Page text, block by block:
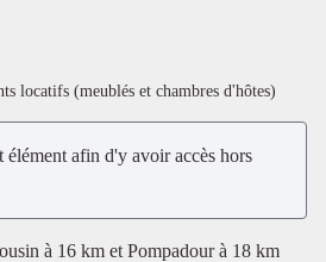
Voir l'image en plein écran
locatifs (meublés et chambres d'hôtes)
élément afin d'y avoir accès hors
à 16 km et Pompadour à 18 km